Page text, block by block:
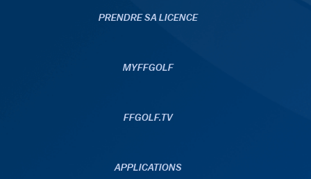
PRENDRE SA LICENCE
MYFFGOLF
FFGOLF.TV
APPLICATIONS